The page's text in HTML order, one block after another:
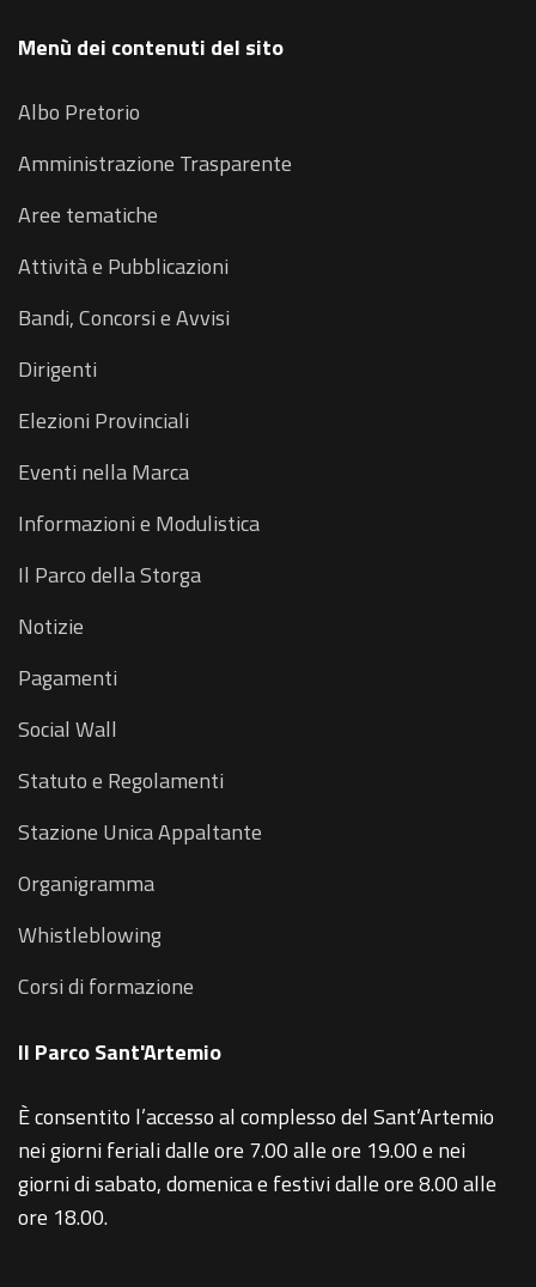
Menù dei contenuti del sito
Albo Pretorio
Amministrazione Trasparente
Aree tematiche
Attività e Pubblicazioni
Bandi, Concorsi e Avvisi
Dirigenti
Elezioni Provinciali
Eventi nella Marca
Informazioni e Modulistica
Il Parco della Storga
Notizie
Pagamenti
Social Wall
Statuto e Regolamenti
Stazione Unica Appaltante
Organigramma
Whistleblowing
Corsi di formazione
Il Parco Sant'Artemio
È consentito l’accesso al complesso del Sant’Artemio
nei giorni feriali dalle ore 7.00 alle ore 19.00 e nei
giorni di sabato, domenica e festivi dalle ore 8.00 alle
ore 18.00.